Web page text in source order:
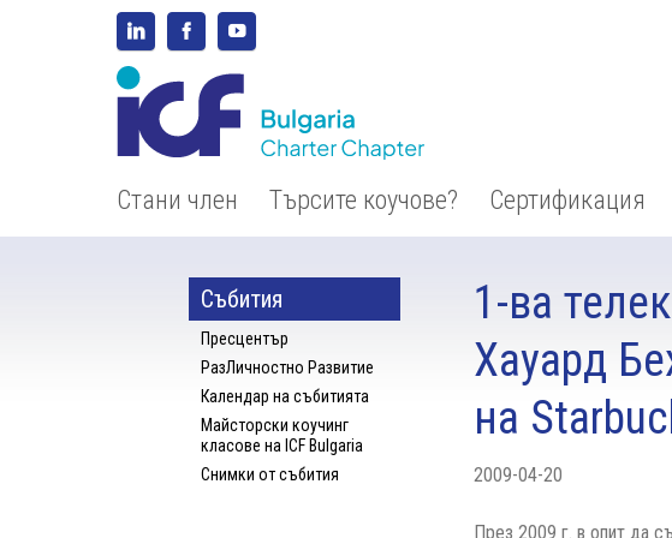
Стани член Търсите коучове? Сертификация
Събития
Пресцентър
РазЛичностно Развитие
Календар на събитията
Майсторски коучинг
класове на ICF Bulgaria
Снимки от събития
1-ва
Хауард
на
2009-04-20
През 2009 г. в опит да